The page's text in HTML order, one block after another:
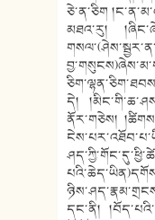
ཅེ་ན་ཅིག
མཐའ་རུ།
དེ།
ནོར་གཅེས།
དང་ནི།